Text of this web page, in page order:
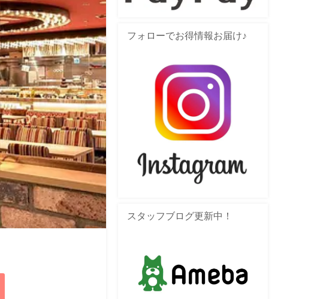
フォローでお得情報お届け♪
スタッフブログ更新中！